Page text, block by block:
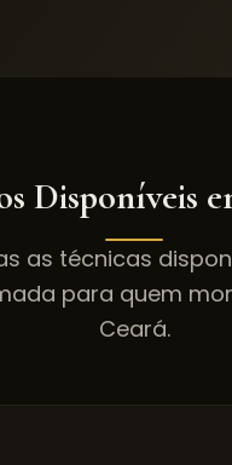
Disponíveis
as técnicas
para quem
Ceará.